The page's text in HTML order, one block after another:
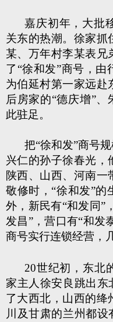
嘉庆初年，大批
关东的热潮。徐家抓
某、万年村李某表兄
了“徐和发”商号，
为伯延村第一家远赴
后房家的“德庆增”、
此驻足。
把“徐和发”商号
兴仁的孙子徐春光，
陕西、山西、河南一
敬修时，“徐和发”的
外，新民有“和发同”
发昌”，营口有“和发
商号实行连锁经营，
20世纪初，东北
家主人徐安良跳出东
了大西北，山西的绛
川及甘肃的兰州都设